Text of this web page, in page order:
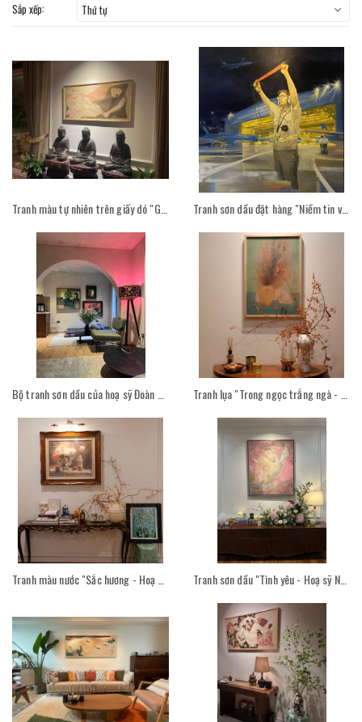
Sắp xếp: Thứ tự
Tranh sơn dầu đặt hàng "Niềm tin vững bước - Hoạ sỹ Cao Thục"
Tranh sơn dầu "Tình yêu - Hoạ sỹ Nguyễn Quang Trung" trong không gian phòng khách